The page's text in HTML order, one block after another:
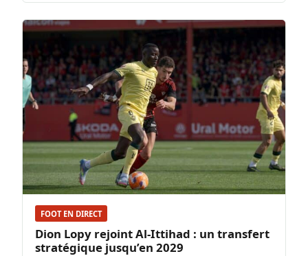
FOOT EN DIRECT
Dion Lopy rejoint Al-Ittihad : un transfert
stratégique jusqu’en 2029